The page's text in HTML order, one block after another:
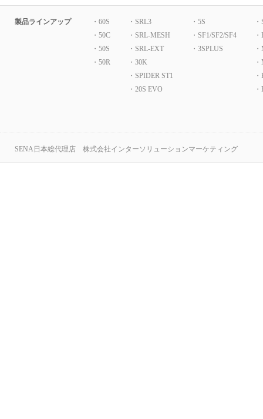
製品ラインアップ
・60S
・50C
・50S
・50R
・SRL3
・SRL-MESH
・SRL-EXT
・30K
・SPIDER ST1
・20S EVO
・5S
・SF1/SF2/SF4
・3SPLUS
SENA日本総代理店 株式会社インターソリューションマーケティング